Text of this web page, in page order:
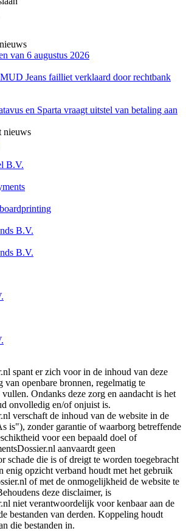
van 6 augustus 2026
Jeans failliet verklaard door rechtbank
en Sparta vraagt uitstel van betaling aan
nieuws
B.V.
B.V.
B.V.
spant er zich voor in de inhoud van deze
van openbare bronnen, regelmatig te
vullen. Ondanks deze zorg en aandacht is het
onvolledig en/of onjuist is.
verschaft de inhoud van de website in de
is"), zonder garantie of waarborg betreffende
voor een bepaald doel of
aanvaardt geen
schade die is of dreigt te worden toegebracht
enig opzicht verband houdt met het gebruik
of met de onmogelijkheid de website te
deze disclaimer, is
niet verantwoordelijk voor kenbaar aan de
bestanden van derden. Koppeling houdt
die bestanden in.